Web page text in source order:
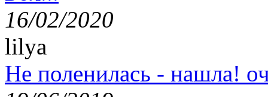
16/02/2020
lilya
Не поленилась - нашла!